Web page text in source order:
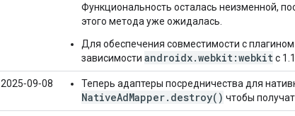
Функциональность осталась неизменной,
этого метода уже ожидалась.
Для обеспечения совместимости с
зависимости androidx.webkit:webkitс
2025‑09‑08 Теперь адаптеры посредничества для
NativeAdMapper.destroy() чтобы